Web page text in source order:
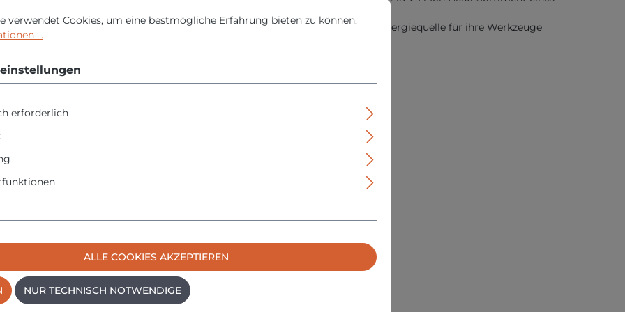
Set die optimale Lösung für professionelle Anwender, die eine zuverlässige Energiequelle für ihre Werkzeuge
die Ihnen jederzeit den aktuellen Ladezustand anzeigt.
mm
Cookies, um eine bestmögliche Erfahrung bieten zu können.
Mehr Informationen ...
verwendet Cookies, um eine bestmögliche Erfahrung bieten zu können.
...
erforderlich
ALLE COOKIES AKZEPTIEREN
NUR TECHNISCH NOTWENDIGE